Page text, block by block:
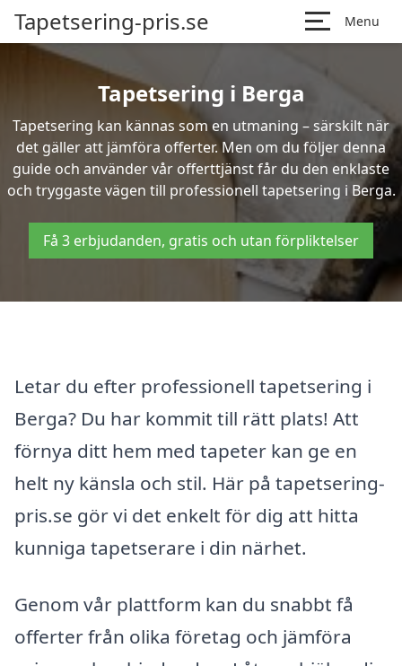
Tapetsering-pris.se Menu
Tapetsering i Berga
Tapetsering kan kännas som en utmaning – särskilt när
det gäller att jämföra offerter. Men om du följer denna
guide och använder vår offerttjänst får du den enklaste
och tryggaste vägen till professionell tapetsering i Berga.
Få 3 erbjudanden, gratis och utan förpliktelser
Letar du efter professionell tapetsering i
Berga? Du har kommit till rätt plats! Att
förnya ditt hem med tapeter kan ge en
helt ny känsla och stil. Här på tapetsering-
pris.se gör vi det enkelt för dig att hitta
kunniga tapetserare i din närhet.
Genom vår plattform kan du snabbt få
offerter från olika företag och jämföra